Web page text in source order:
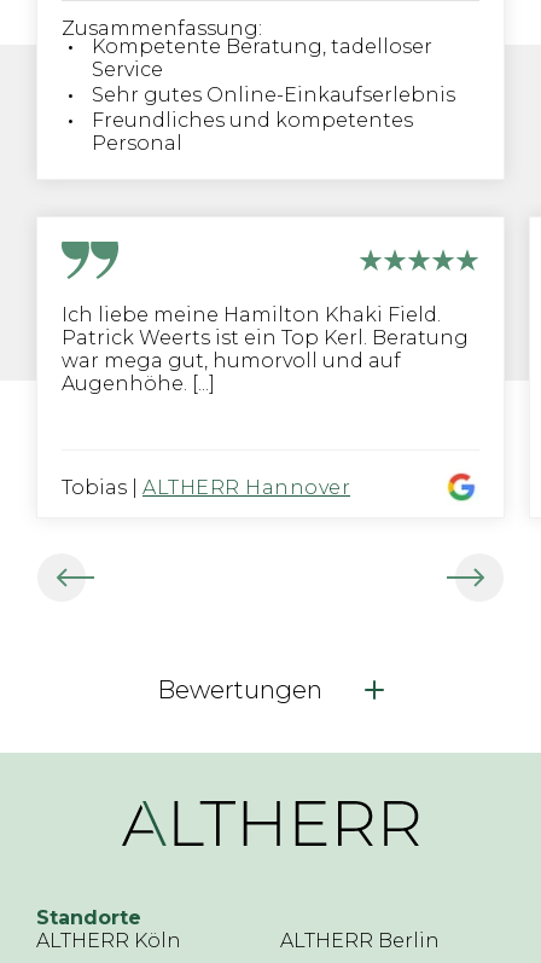
Zusammenfassung:
Kompetente Beratung, tadelloser
Service
Sehr gutes Online-Einkaufserlebnis
Freundliches und kompetentes
Personal
Ich liebe meine Hamilton Khaki Field.
Patrick Weerts ist ein Top Kerl. Beratung
war mega gut, humorvoll und auf
Augenhöhe. [...]
Tobias ALTHERR Hannover
Bewertungen
Standorte
ALTHERR Köln
ALTHERR Berlin